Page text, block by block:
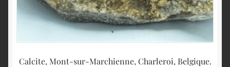
Calcite, Mont-sur-Marchienne, Charleroi, Belgique.